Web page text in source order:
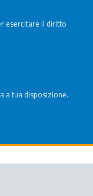
esercitare il diritto
a tua disposizione.